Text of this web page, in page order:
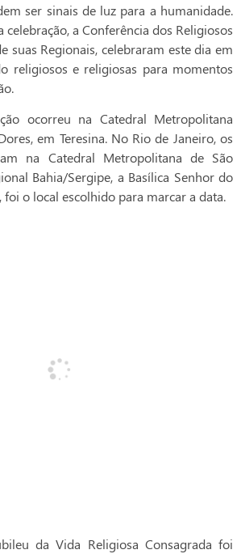
ser sinais de luz para a humanidade.
celebração, a Conferência dos Religiosos
suas Regionais, celebraram este dia em
religiosos e religiosas para momentos
ocorreu na Catedral Metropolitana
em Teresina. No Rio de Janeiro, os
na Catedral Metropolitana de São
Bahia/Sergipe, a Basílica Senhor do
foi o local escolhido para marcar a data.
da Vida Religiosa Consagrada foi